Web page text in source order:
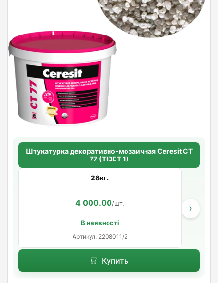
Штукатурка декоративно-мозаичная Ceresit CT
77 (TIBET 1)
28кг.
4 000.00/шт.
В наявності
Артикул: 2208011/2
›
Купить